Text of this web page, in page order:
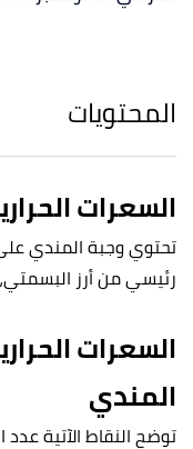
المحتويات
السعرات
تحتوي وجبة المندي على
رئيسي من أرز البسمتي،
السعرات
المندي
توضح النقاط الآتية عدد